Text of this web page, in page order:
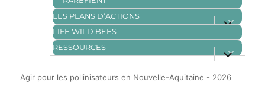
LES PLANS D’ACTIONS
ouvrir
le
menu
LIFE WILD BEES
RESSOURCES
ouvrir
le
menu
Agir pour les pollinisateurs en Nouvelle-Aquitaine - 2026